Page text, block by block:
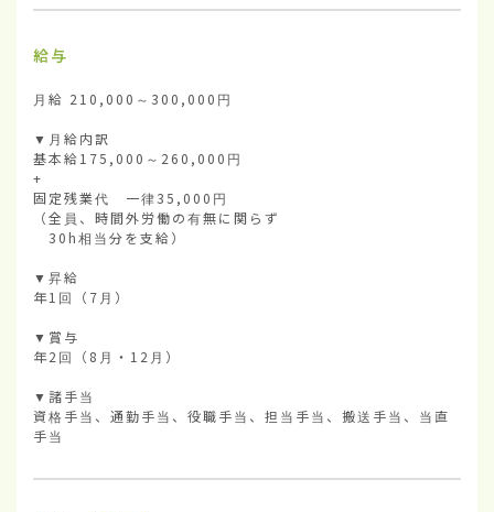
給与
月給 210,000～300,000円
▼月給内訳
基本給175,000～260,000円
+
固定残業代　一律35,000円
（全員、時間外労働の有無に関らず
30h相当分を支給）
▼昇給
年1回（7月）
▼賞与
年2回（8月・12月）
▼諸手当
資格手当、通勤手当、役職手当、担当手当、搬送手当、当直
手当